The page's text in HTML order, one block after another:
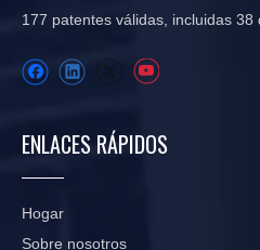
177 patentes válidas, incluidas 38
ENLACES RÁPIDOS
Hogar
Sobre nosotros